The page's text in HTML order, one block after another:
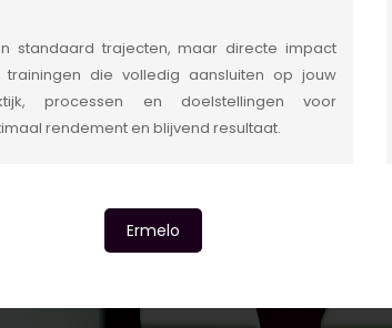
standaard trajecten, maar directe impact
trainingen die volledig aansluiten op jouw
processen en doelstellingen voor
rendement en blijvend resultaat.
Ermelo